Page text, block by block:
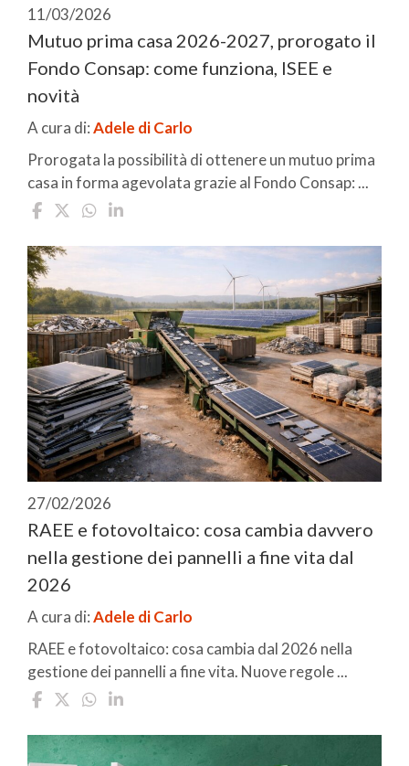
11/03/2026
Mutuo prima casa 2026-2027, prorogato il
Fondo Consap: come funziona, ISEE e
novità
A cura di:Adele di Carlo
Prorogata la possibilità di ottenere un mutuo prima
casa in forma agevolata grazie al Fondo Consap: ...
27/02/2026
RAEE e fotovoltaico: cosa cambia davvero
nella gestione dei pannelli a fine vita dal
2026
A cura di:Adele di Carlo
RAEE e fotovoltaico: cosa cambia dal 2026 nella
gestione dei pannelli a fine vita. Nuove regole ...